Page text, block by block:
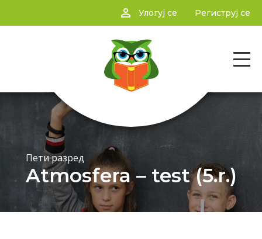
person_outline Улогуј се Региструј се
Пети разред
Atmosfera – test (5.r.)